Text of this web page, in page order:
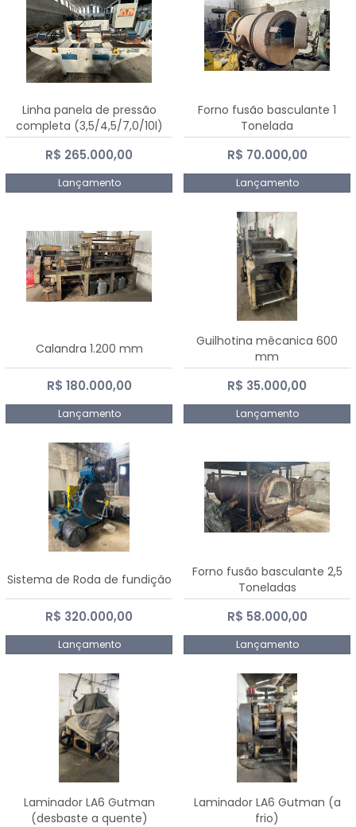
Linha panela de pressão
completa (3,5/4,5/7,0/10l)
R$ 265.000,00
Lançamento
Forno fusão basculante 1
Tonelada
R$ 70.000,00
Lançamento
Calandra 1.200 mm
R$ 180.000,00
Lançamento
Guilhotina mêcanica 600
mm
R$ 35.000,00
Lançamento
Sistema de Roda de fundição
R$ 320.000,00
Lançamento
Forno fusão basculante 2,5
Toneladas
R$ 58.000,00
Lançamento
Laminador LA6 Gutman
(desbaste a quente)
Laminador LA6 Gutman (a
frio)